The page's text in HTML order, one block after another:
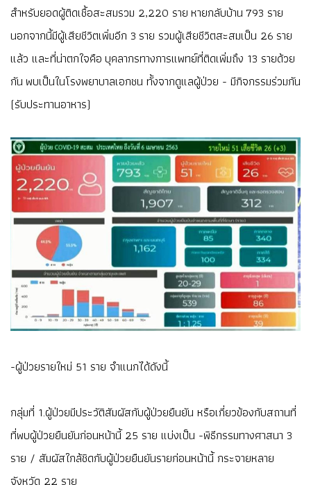
สำหรับยอดผู้ติดเชื้อสะสมรวม 2,220 ราย หายกลับบ้าน 793 ราย
นอกจากนี้มีผู้เสียชีวิตเพิ่มอีก 3 ราย รวมผู้เสียชีวิตสะสมเป็น 26 ราย
แล้ว และที่น่าตกใจคือ บุคลากรทางการแพทย์ที่ติดเพิ่มถึง 13 รายด้วย
กัน พบเป็นในโรงพยาบาลเอกชน ทั้งจากดูแลผู้ป่วย - มีกิจกรรมร่วมกัน
(รับประทานอาหาร)
-ผู้ป่วยรายใหม่ 51 ราย จำแนกได้ดังนี้
กลุ่มที่ 1.ผู้ป่วยมีประวัติสัมผัสกับผู้ป่วยยืนยัน หรือเกี่ยวข้องกับสถานที่
ที่พบผู้ป่วยยืนยันก่อนหน้านี้ 25 ราย แบ่งเป็น -พิธีกรรมทางศาสนา 3
ราย / สัมผัสใกล้ชิดกับผู้ป่วยยืนยันรายก่อนหน้านี้ กระจายหลาย
จังหวัด 22 ราย